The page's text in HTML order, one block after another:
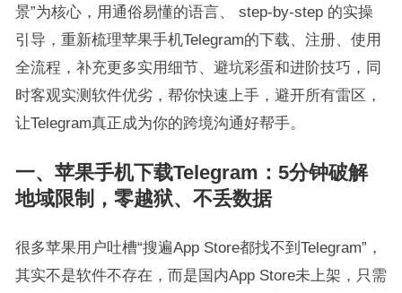
景”为核心，用通俗易懂的语言、 step-by-step 的实操
引导，重新梳理苹果手机Telegram的下载、注册、使用
全流程，补充更多实用细节、避坑彩蛋和进阶技巧，同
时客观实测软件优劣，帮你快速上手，避开所有雷区，
让Telegram真正成为你的跨境沟通好帮手。
一、苹果手机下载Telegram：5分钟破解
地域限制，零越狱、不丢数据
很多苹果用户吐槽“搜遍App Store都找不到Telegram”，
其实不是软件不存在，而是国内App Store未上架，只需